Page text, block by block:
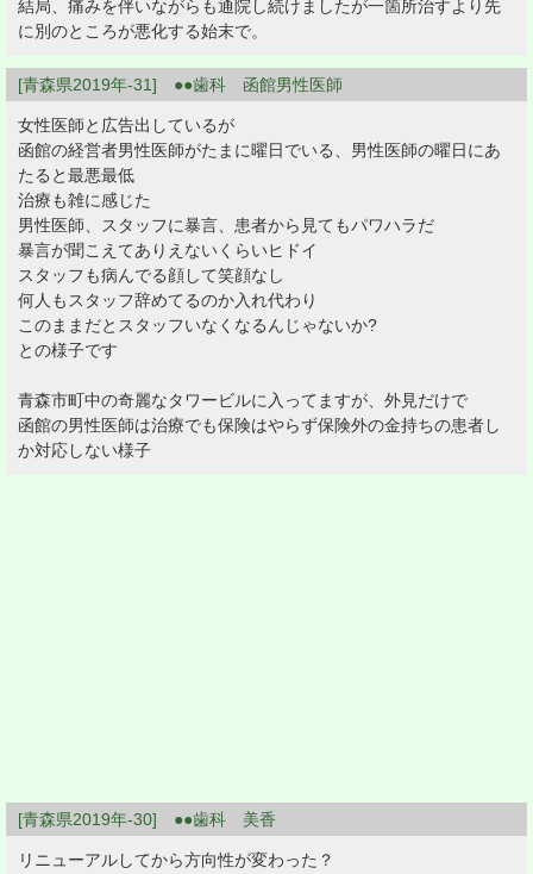
結局、痛みを伴いながらも通院し続けましたが一箇所治すより先
に別のところが悪化する始末で。
[青森県2019年-31] ●●歯科 函館男性医師
女性医師と広告出しているが
函館の経営者男性医師がたまに曜日でいる、男性医師の曜日にあ
たると最悪最低
治療も雑に感じた
男性医師、スタッフに暴言、患者から見てもパワハラだ
暴言が聞こえてありえないくらいヒドイ
スタッフも病んでる顔して笑顔なし
何人もスタッフ辞めてるのか入れ代わり
このままだとスタッフいなくなるんじゃないか?
との様子です
青森市町中の奇麗なタワービルに入ってますが、外見だけで
函館の男性医師は治療でも保険はやらず保険外の金持ちの患者し
か対応しない様子
[青森県2019年-30] ●●歯科 美香
リニューアルしてから方向性が変わった？